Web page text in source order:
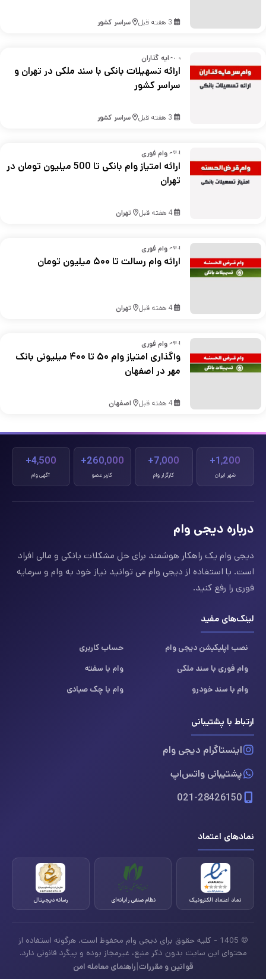
3 هفته قبل سراسر کشور
سرمایه گذاران
ارائه تسهیلات بانکی با سند ملکی در تهران و
سراسر کشور
3 هفته قبل سراسر کشور
ارائه وام فوری
ارائه امتیاز وام بانکی تا 500 میلیون تومان در
تهران
4 هفته قبل تهران
ارائه وام فوری
ارائه وام رسالت تا ۵۰۰ میلیون تومان
4 هفته قبل تهران
ارائه وام فوری
واگذاری امتیاز وام ۵۰ تا ۴۰۰ میلیونی بانک
مهر در اصفهان
4 هفته قبل اصفهان
1,200+
شهر ایران
7,000+
کارگزار وام
260,000+
کاربر عضو
4,500+
آگهی وام
درباره دیجی وام
دیجی وام یک راهکار هوشمند برای حل مشکلات بانکی و مالی افراد
است. با استفاده از دیجی وام می توانید نیاز خود به وام و سرمایه
فوری را رفع کنید.
لینک‌های مفید
نصب اپلیکیشن دیجی وام
حساب کاربری
وام فوری با سند ملکی
وام با سفته
وام با سند خودرو
وام با چک صیادی
ارتباط با پشتیبانی
اینستاگرام دیجی وام
پشتیبانی واتس‌اپ
021-28426150
نمادهای اعتماد
نماد اعتماد الکترونیک نظام صنفی رایانه‌ای رسانه دیجیتال
© 1405 - کلیه حقوق برای دیجی وام محفوظ است. هرگونه استفاده از
محتوای این سایت بدون ذکر منبع، غیرمجاز بوده و پیگرد قانونی دارد.
قوانین و مقررات|راهنمای معامله امن